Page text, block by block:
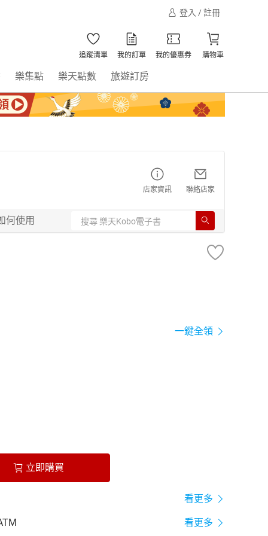
登入 / 註冊
追蹤清單 我的訂單 我的優惠券 購物車
樂集點 樂天點數 旅遊訂房
店家資訊 聯絡店家
何使用
一鍵全領
立即購買
看更多
看更多